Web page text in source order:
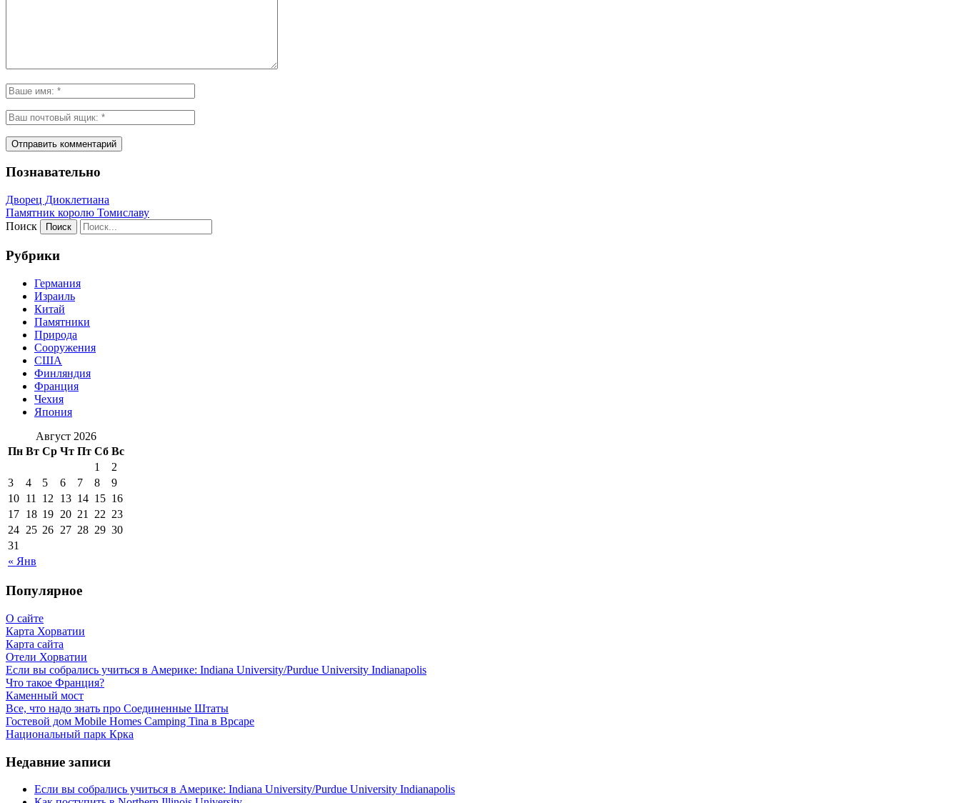
Познавательно
Дворец Диоклетиана
Памятник королю Томиславу
Поиск
Рубрики
Германия
Израиль
Китай
Памятники
Природа
Сооружения
США
Финляндия
Франция
Чехия
Япония
Август 2026
Пн Вт Ср Чт Пт Сб Вс
« Янв
1
2
3
4 5 6 7 8
9
10 11 12 13 14 15 16
17 18 19 20 21 22 23
24 25 26 27 28 29 30
31
Популярное
О сайте
Карта Хорватии
Карта сайта
Отели Хорватии
Если вы собрались учиться в Америке: Indiana University/Purdue University Indianapolis
Что такое Франция?
Каменный мост
Все, что надо знать про Соединенные Штаты
Гостевой дом Mobile Homes Camping Tina в Врсаре
Национальный парк Крка
Недавние записи
Если вы собрались учиться в Америке: Indiana University/Purdue University Indianapolis